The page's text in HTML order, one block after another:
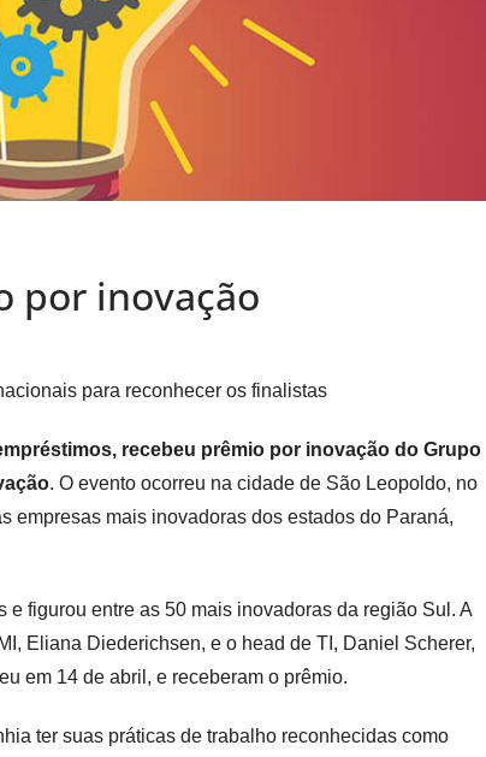
por inovação
para reconhecer os finalistas
recebeu prêmio por inovação do Grupo
. O evento ocorreu na cidade de São Leopoldo, no
empresas mais inovadoras dos estados do Paraná,
figurou entre as 50 mais inovadoras da região Sul. A
Eliana Diederichsen, e o head de TI, Daniel Scherer,
em 14 de abril, e receberam o prêmio.
ter suas práticas de trabalho reconhecidas como